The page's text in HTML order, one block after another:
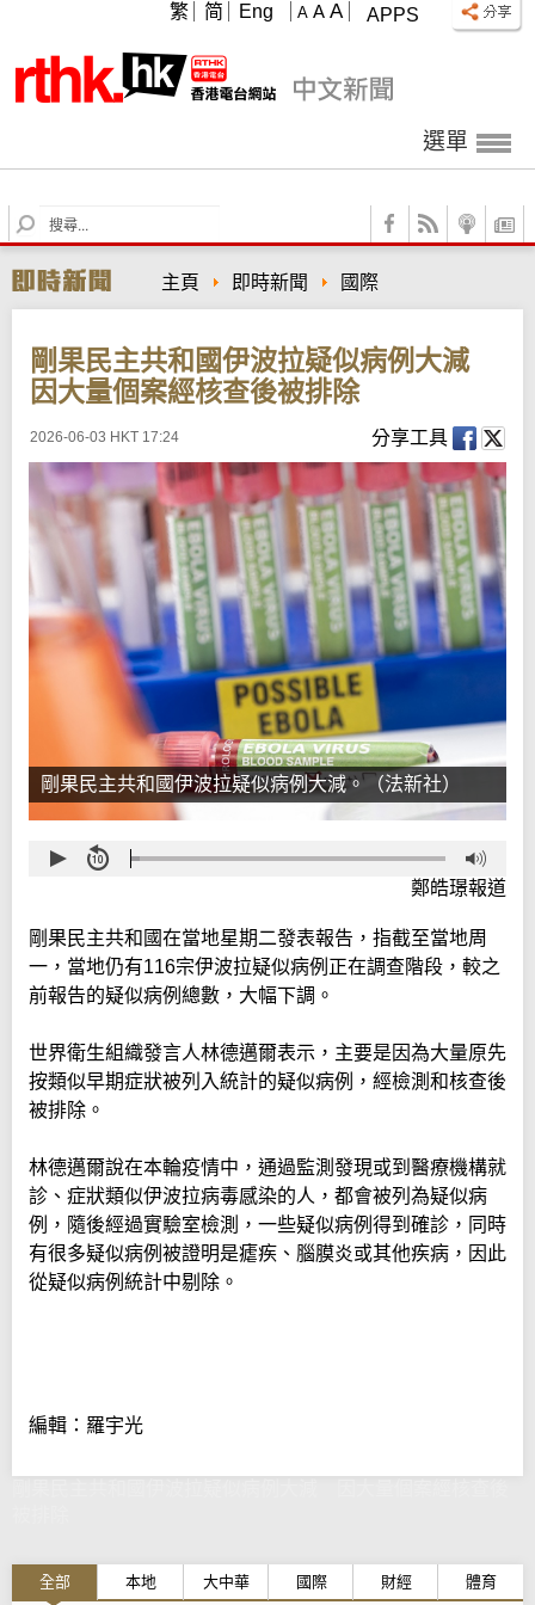
APPS
A A A
繁 简 Eng
選單
S
e
r
c
主頁 即時新聞 國際
剛果民主共和國伊波拉疑似病例大減
因大量個案經核查後被排除
2026-06-03 HKT 17:24 分享工具
剛果民主共和國伊波拉疑似病例大減。（法新社）
鄭皓璟報道
剛果民主共和國在當地星期二發表報告，指截至當地周
一，當地仍有116宗伊波拉疑似病例正在調查階段，較之
前報告的疑似病例總數，大幅下調。
世界衛生組織發言人林德邁爾表示，主要是因為大量原先
按類似早期症狀被列入統計的疑似病例，經檢測和核查後
被排除。
林德邁爾說在本輪疫情中，通過監測發現或到醫療機構就
診、症狀類似伊波拉病毒感染的人，都會被列為疑似病
例，隨後經過實驗室檢測，一些疑似病例得到確診，同時
有很多疑似病例被證明是瘧疾、腦膜炎或其他疾病，因此
從疑似病例統計中剔除。
編輯：羅宇光
全部 本地 大中華 國際 財經 體育